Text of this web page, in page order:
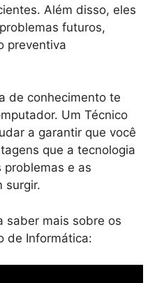
Além disso, eles
futuros,
preventiva
de conhecimento te
Um Técnico
a garantir que você
que a tecnologia
problemas e as
surgir.
saber mais sobre os
de Informática: